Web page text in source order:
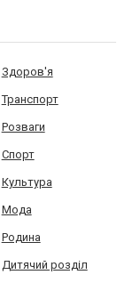
Здоров'я
Транспорт
Розваги
Спорт
Культура
Мода
Родина
Дитячий розділ